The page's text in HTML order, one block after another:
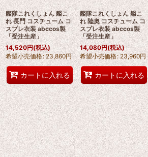
艦隊これくしょん 艦こ
れ 長門 コスチューム コ
スプレ衣装 abccos製
「受注生産」
14,520円(税込)
希望小売価格: 23,860円
カートに入れる
艦隊これくしょん 艦こ
れ 陸奥 コスチューム コ
スプレ衣装 abccos製
「受注生産」
14,080円(税込)
希望小売価格: 23,960円
カートに入れる